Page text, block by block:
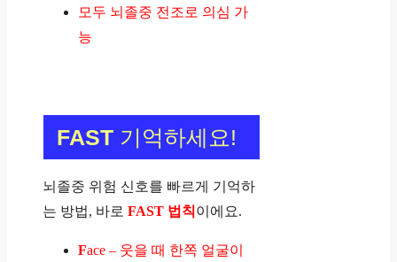
모두 뇌졸중 전조로 의심 가
능
FAST 기억하세요!
뇌졸중 위험 신호를 빠르게 기억하
는 방법, 바로 FAST 법칙이에요.
Face – 웃을 때 한쪽 얼굴이